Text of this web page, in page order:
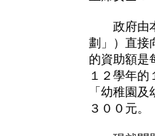
政府由本
劃」）直接
的資助額是
１２學年
「幼稚園
３００元。